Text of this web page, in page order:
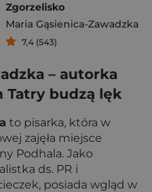
Zgorzelisko
Maria Gąsienica-Zawadzka
7,4 (543)
– autorka
budzą lęk
to pisarka, która w
zajęła miejsce
Podhala. Jako
ds. PR i
posiada wgląd w